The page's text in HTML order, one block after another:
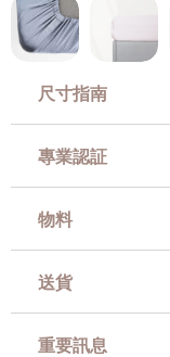
尺寸指南
專業認証
物料
送貨
重要訊息